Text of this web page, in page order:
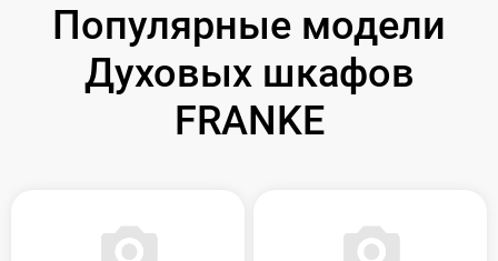
Популярные модели
Духовых шкафов
FRANKE